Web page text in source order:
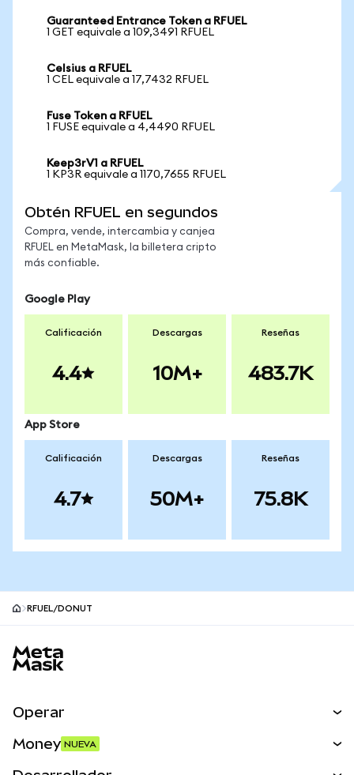
Guaranteed Entrance Token a RFUEL
1 GET equivale a 109,3491 RFUEL
Celsius a RFUEL
1 CEL equivale a 17,7432 RFUEL
Fuse Token a RFUEL
1 FUSE equivale a 4,4490 RFUEL
Keep3rV1 a RFUEL
1 KP3R equivale a 1170,7655 RFUEL
Obtén RFUEL en segundos
Compra, vende, intercambia y canjea
RFUEL en MetaMask, la billetera cripto
más confiable.
Google Play
Calificación
4.4
Descargas
10M+
Reseñas
483.7K
App Store
Calificación
4.7
Descargas
50M+
Reseñas
75.8K
RFUEL/DONUT
Operar
Money NUEVA